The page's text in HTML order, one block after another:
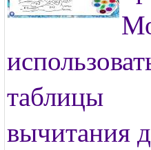
вычитания